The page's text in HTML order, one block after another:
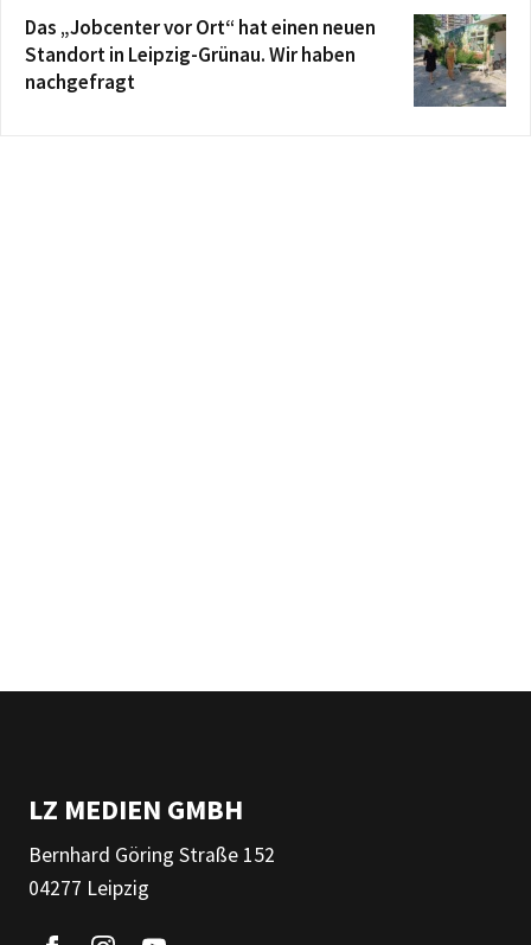
Das „Jobcenter vor Ort“ hat einen neuen
Standort in Leipzig-Grünau. Wir haben
nachgefragt
LZ MEDIEN GMBH
Bernhard Göring Straße 152
04277 Leipzig